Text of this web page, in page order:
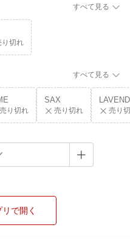
すべて見る
り切れ
すべて見る
売り切れ
SAX
売り切れ 売り
で開く